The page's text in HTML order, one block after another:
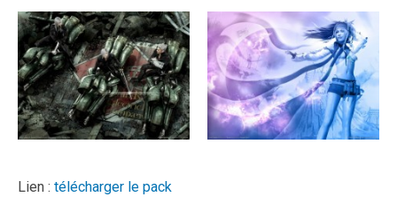
Lien : télécharger le pack